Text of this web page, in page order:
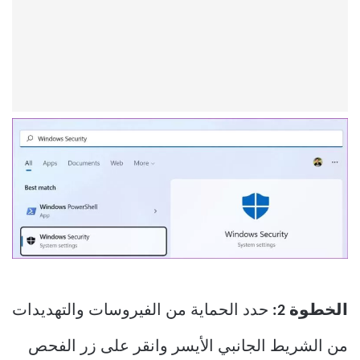
الخطوة 2: حدد الحماية من الفيروسات والتهديدات
من الشريط الجانبي الأيسر وانقر على زر الفحص